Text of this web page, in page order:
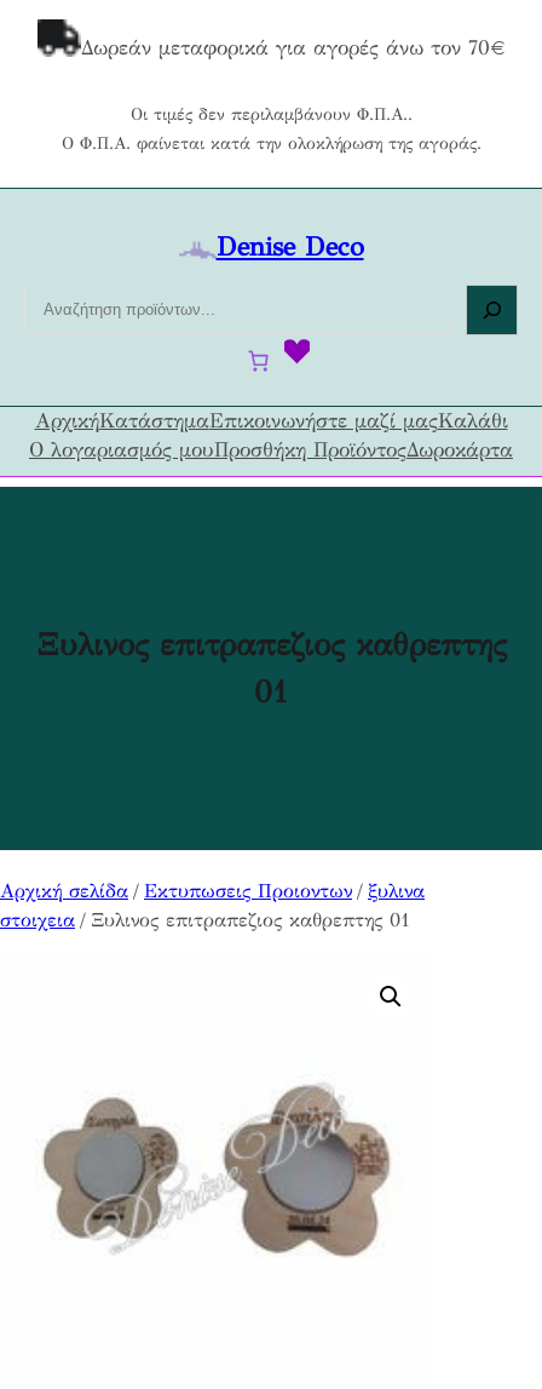
Δωρεάν μεταφορικά για αγορές άνω τον 70€
Οι τιμές δεν περιλαμβάνουν Φ.Π.Α..
Ο Φ.Π.Α. φαίνεται κατά την ολοκλήρωση της αγοράς.
Denise Deco
ή
τ
η
ΑρχικήΚατάστημαΕπικοινωνήστε μαζί μαςΚαλάθι
Ο λογαριασμός μουΠροσθήκη ΠροϊόντοςΔωροκάρτα
Ξυλινος επιτραπεζιος καθρεπτης
01
Αρχική σελίδα / Εκτυπωσεις Προιοντων / ξυλινα
στοιχεια / Ξυλινος επιτραπεζιος καθρεπτης 01